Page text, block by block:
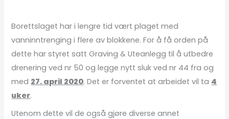
Borettslaget har i lengre tid vært plaget med
vanninntrenging i flere av blokkene. For å få orden på
dette har styret satt Graving & Uteanlegg til å utbedre
drenering ved nr 50 og legge nytt sluk ved nr 44 fra og
med 27. april 2020. Det er forventet at arbeidet vil ta 4
uker.
Utenom dette vil de også gjøre diverse annet